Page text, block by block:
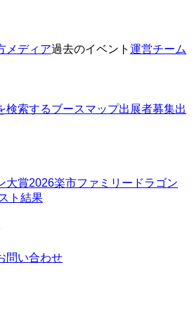
メディア過去のイベント 運営チーム
検索するブースマップ出展者募集出
大賞2026楽市ファミリードラゴン
ト結果
問い合わせ